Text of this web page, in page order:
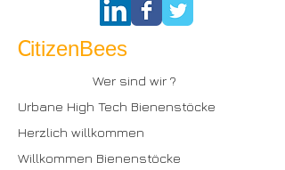
CitizenBees
Wer sind wir ?
Urbane High Tech Bienenstöcke
Herzlich willkommen
Willkommen Bienenstöcke